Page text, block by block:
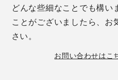
どんな些細なことでも構い
ことがございましたら、お
さい。
お問い合わせはこ